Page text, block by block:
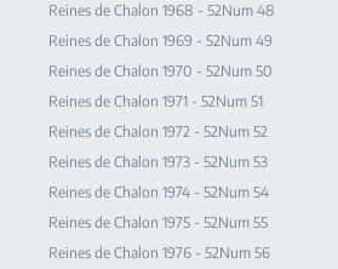
Reines de Chalon 1968 - 52Num 48
Reines de Chalon 1969 - 52Num 49
Reines de Chalon 1970 - 52Num 50
Reines de Chalon 1971 - 52Num 51
Reines de Chalon 1972 - 52Num 52
Reines de Chalon 1973 - 52Num 53
Reines de Chalon 1974 - 52Num 54
Reines de Chalon 1975 - 52Num 55
Reines de Chalon 1976 - 52Num 56